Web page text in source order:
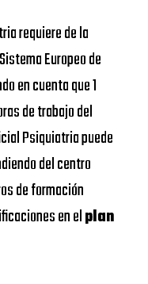
requiere de la
Europeo de
en cuenta que 1
de trabajo del
Psiquiatria puede
del centro
de formación
en elplan